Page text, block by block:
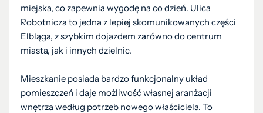
miejska, co zapewnia wygodę na co dzień. Ulica
Robotnicza to jedna z lepiej skomunikowanych części
Elbląga, z szybkim dojazdem zarówno do centrum
miasta, jak i innych dzielnic.
Mieszkanie posiada bardzo funkcjonalny układ
pomieszczeń i daje możliwość własnej aranżacji
wnętrza według potrzeb nowego właściciela. To